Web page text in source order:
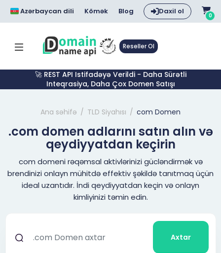
Azərbaycan dili Kömək Blog Daxil ol 0
Reseller Ol
🚀 REST API Istifadəyə Verildi - Daha Sürətli
Inteqrasiya, Daha Çox Domen Satışı
Ana səhifə TLD Siyahısı com Domen
.com domen adlarını satın alın və
qeydiyyatdan keçirin
com domeni rəqəmsal aktivlərinizi gücləndirmək və
brendinizi onlayn mühitdə effektiv şəkildə tanıtmaq üçün
ideal uzantıdır. İndi qeydiyyatdan keçin və onlayn
kimliyinizi təmin edin.
Axtar